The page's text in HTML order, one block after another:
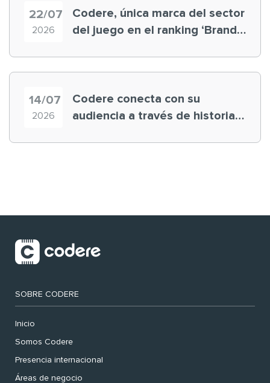
22/07
2026
Codere, única marca del sector
del juego en el ranking ‘Brand
14/07
2026
Codere conecta con su
audiencia a través de historias
SOBRE CODERE
Inicio
Somos Codere
Presencia internacional
Áreas de negocio